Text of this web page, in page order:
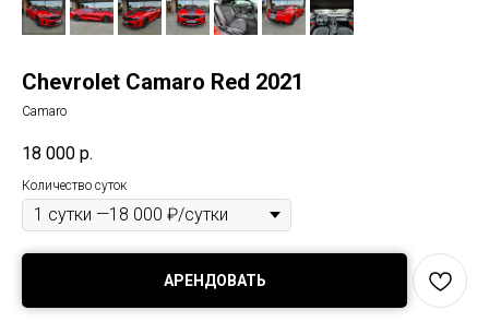
Chevrolet Camaro Red 2021
Camaro
18 000 р.
Количество суток
АРЕНДОВАТЬ